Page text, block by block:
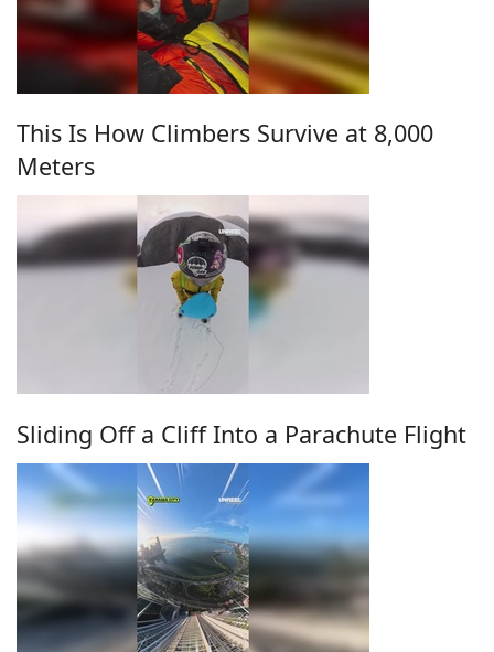
This Is How Climbers Survive at 8,000
Meters
Sliding Off a Cliff Into a Parachute Flight